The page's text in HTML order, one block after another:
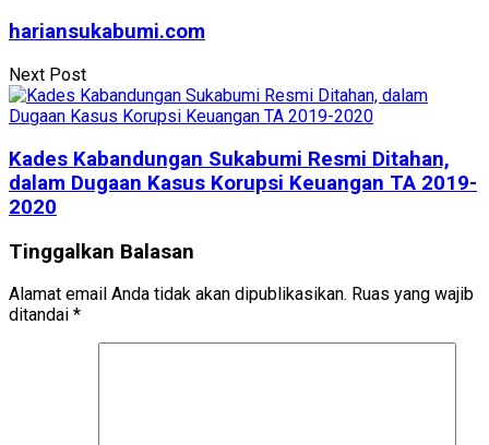
hariansukabumi.com
Next Post
Kades Kabandungan Sukabumi Resmi Ditahan,
dalam Dugaan Kasus Korupsi Keuangan TA 2019-
2020
Tinggalkan Balasan
Alamat email Anda tidak akan dipublikasikan. Ruas yang wajib
ditandai *